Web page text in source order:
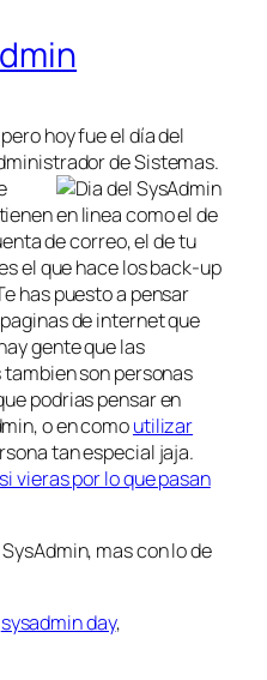
hoy fue el día del
de Sistemas.
en linea como el de
de correo, el de tu
el que hace los back-up
has puesto a pensar
de internet que
gente que las
tambien son personas
podrias pensar en
o en comoutilizar
tan especial jaja.
si vieras por lo que pasan
mas con lo de
sysadmin day,